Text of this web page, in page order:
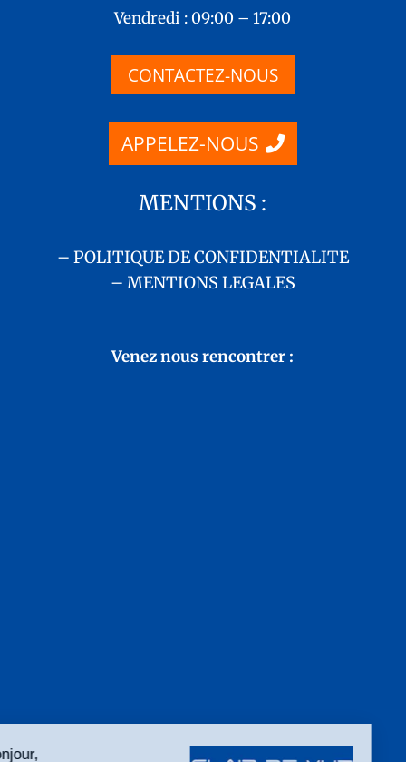
Vendredi : 09:00 – 17:00
CONTACTEZ-NOUS
APPELEZ-NOUS
MENTIONS :
– POLITIQUE DE CONFIDENTIALITE
– MENTIONS LEGALES
Venez nous rencontrer :